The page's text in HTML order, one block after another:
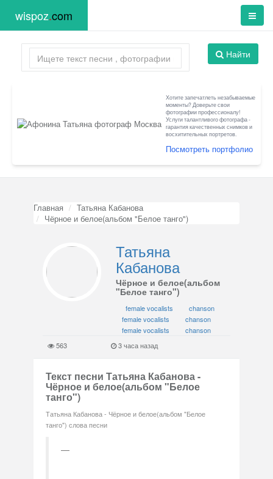
wispoz.com
Найти
Хотите запечатлеть незабываемые
моменты? Доверьте свои
фотографии профессионалу!
Услуги талантливого фотографа -
гарантия качественных снимков и
восхитительных портретов.
Посмотреть портфолио
Главная
Татьяна Кабанова
Чёрное и белое(альбом "Белое танго")
Татьяна
Кабанова
Чёрное и белое(альбом
"Белое танго")
female vocalists
chanson
female vocalists
chanson
female vocalists
chanson
563
3 часа назад
Текст песни Татьяна Кабанова -
Чёрное и белое(альбом "Белое
танго")
Татьяна Кабанова - Чёрное и белое(альбом "Белое
танго") слова песни